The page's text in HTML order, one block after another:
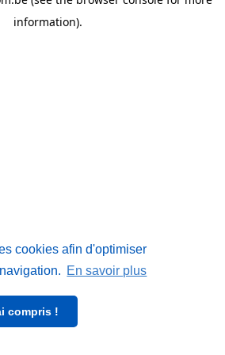
cookies afin d'optimiser
En savoir plus
compris !
information).